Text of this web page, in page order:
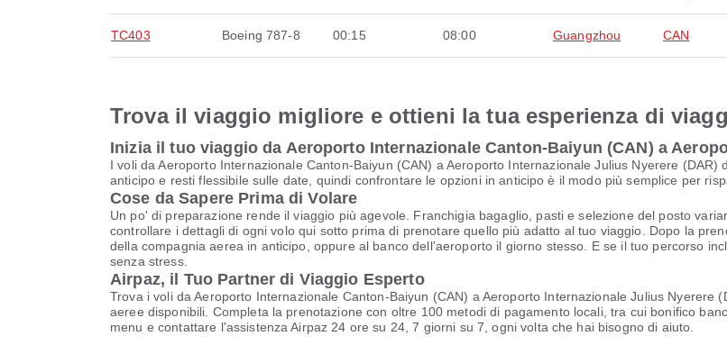
TC403 Boeing 787-8 00:15 08:00 Guangzhou CAN
Trova il viaggio migliore e ottieni la tua esperienza di
Inizia il tuo viaggio da Aeroporto Internazionale Canton-Baiyun (CAN) a
I voli da Aeroporto Internazionale Canton-Baiyun (CAN) a Aeroporto Internazionale Julius Nyerere
anticipo e resti flessibile sulle date, quindi confrontare le opzioni in anticipo è il modo più semplice per
Cose da Sapere Prima di Volare
Un po' di preparazione rende il viaggio più agevole. Franchigia bagaglio, pasti e selezione del posto
controllare i dettagli di ogni volo qui sotto prima di prenotare quello più adatto al tuo viaggio. Dopo la
della compagnia aerea in anticipo, oppure al banco dell'aeroporto il giorno stesso. E se il tuo percorso
senza stress.
Airpaz, il Tuo Partner di Viaggio Esperto
Trova i voli da Aeroporto Internazionale Canton-Baiyun (CAN) a Aeroporto Internazionale Julius
aeree disponibili. Completa la prenotazione con oltre 100 metodi di pagamento locali, tra cui bonifico
menu e contattare l'assistenza Airpaz 24 ore su 24, 7 giorni su 7, ogni volta che hai bisogno di aiuto.